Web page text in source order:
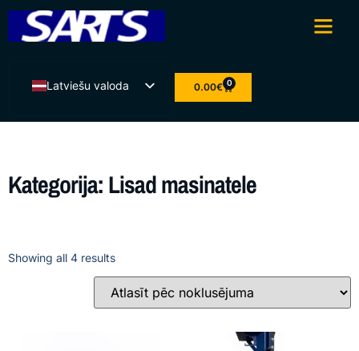
Latviešu valoda
Suomi
0.00€ 0
Kategorija: Lisad masinatele
Showing all 4 results